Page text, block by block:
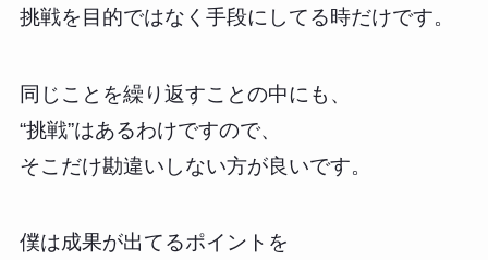
挑戦を目的ではなく手段にしてる時だけです。
同じことを繰り返すことの中にも、
“挑戦”はあるわけですので、
そこだけ勘違いしない方が良いです。
僕は成果が出てるポイントを